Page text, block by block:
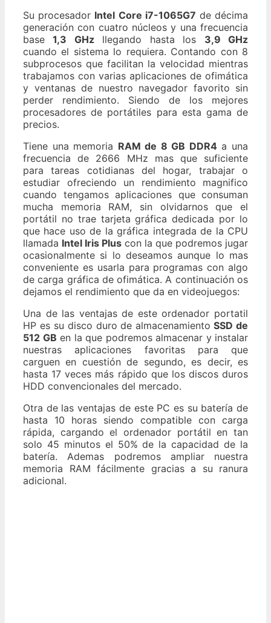
Su procesador Intel Core i7-1065G7 de décima
generación con cuatro núcleos y una frecuencia
base1,3 GHzllegando hasta los 3,9 GHz
cuando el sistema lo requiera. Contando con 8
subprocesos que facilitan la velocidad mientras
trabajamos con varias aplicaciones de ofimática
y ventanas de nuestro navegador favorito sin
perder rendimiento. Siendo de los mejores
procesadores de portátiles para esta gama de
precios.
Tiene una memoria RAM de 8 GB DDR4a una
frecuencia de 2666 MHz mas que suficiente
para tareas cotidianas del hogar, trabajar o
estudiar ofreciendo un rendimiento magnifico
cuando tengamos aplicaciones que consuman
mucha memoria RAM, sin olvidarnos que el
portátil no trae tarjeta gráfica dedicada por lo
que hace uso de la gráfica integrada de la CPU
llamada Intel Iris Plus con la que podremos jugar
ocasionalmente si lo deseamos aunque lo mas
conveniente es usarla para programas con algo
de carga gráfica de ofimática. A continuación os
dejamos el rendimiento que da en videojuegos:
Una de las ventajas de este ordenador portatil
HP es su disco duro de almacenamiento SSD de
512 GB en la que podremos almacenar y instalar
nuestras aplicaciones favoritas para que
carguen en cuestión de segundo, es decir, es
hasta 17 veces más rápido que los discos duros
HDD convencionales del mercado.
Otra de las ventajas de este PC es su batería de
hasta 10 horas siendo compatible con carga
rápida, cargando el ordenador portátil en tan
solo 45 minutos el 50% de la capacidad de la
batería. Ademas podremos ampliar nuestra
memoria RAM fácilmente gracias a su ranura
adicional.